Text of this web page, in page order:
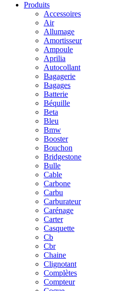
Produits
Accessoires
Air
Allumage
Amortisseur
Ampoule
Aprilia
Autocollant
Bagagerie
Bagages
Batterie
Béquille
Beta
Bleu
Bmw
Booster
Bouchon
Bridgestone
Bulle
Cable
Carbone
Carbu
Carburateur
Carénage
Carter
Casquette
Cb
Cbr
Chaine
Clignotant
Complètes
Compteur